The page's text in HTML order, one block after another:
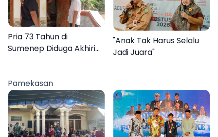
Pria 73 Tahun di
Sumenep Diduga Akhiri
"Anak Tak Harus Selalu
Jadi Juara"
Pamekasan